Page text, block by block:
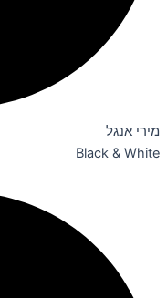
מירי אנגל
Black & White